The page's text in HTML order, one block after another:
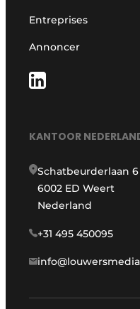
Entreprises
Annoncer
KANTOOR
Schatbeurderlaan 6
6002 ED Weert
Nederland
+31 495 450095